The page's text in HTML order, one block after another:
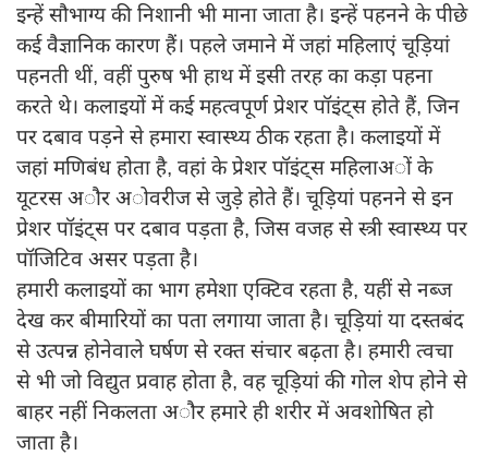
इन्हें सौभाग्य की निशानी भी माना जाता है। इन्हें पहनने के पीछे
कई वैज्ञानिक कारण हैं। पहले जमाने में जहां महिलाएं चूड़ियां
पहनती थीं, वहीं पुरुष भी हाथ में इसी तरह का कड़ा पहना
करते थे। कलाइयों में कई महत्वपूर्ण प्रेशर पॉइंट्स होते हैं, जिन
पर दबाव पड़ने से हमारा स्वास्थ्य ठीक रहता है। कलाइयों में
जहां मणिबंध होता है, वहां के प्रेशर पॉइंट्स महिलाअों के
यूटरस अौर अोवरीज से जुड़े होते हैं। चूड़ियां पहनने से इन
प्रेशर पॉइंट्स पर दबाव पड़ता है, जिस वजह से स्त्री स्वास्थ्य पर
पॉजिटिव असर पड़ता है।
हमारी कलाइयों का भाग हमेशा एक्टिव रहता है, यहीं से नब्ज
देख कर बीमारियों का पता लगाया जाता है। चूड़ियां या दस्तबंद
से उत्पन्न होनेवाले घर्षण से रक्त संचार बढ़ता है। हमारी त्वचा
से भी जो विद्युत प्रवाह होता है, वह चूड़ियां की गोल शेप होने से
बाहर नहीं निकलता अौर हमारे ही शरीर में अवशोषित हो
जाता है।